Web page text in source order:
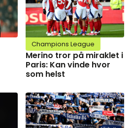
Champions League
Merino tror på miraklet i
Paris: Kan vinde hvor
som helst